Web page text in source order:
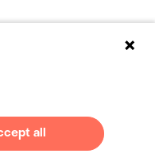
homepage)
all